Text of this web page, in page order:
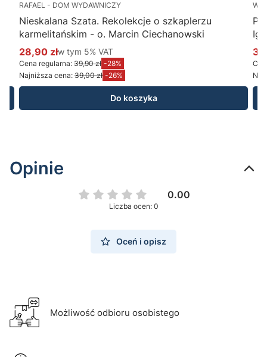
RAFAEL - DOM WYDAWNICZY
Nieskalana Szata. Rekolekcje o szkaplerzu
karmelitańskim - o. Marcin Ciechanowski
Cena promocyjna brutto
28,90 złw tym %s VAT
w tym 5% VAT
Cena regularna: 39,90 zł -28%
Najniższa cena: 39,00 zł -26%
Do koszyka
Opinie
0.00
Liczba ocen: 0
Oceń i opisz
Możliwość odbioru osobistego